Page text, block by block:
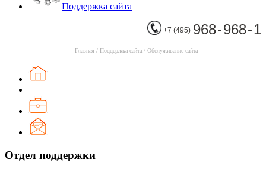
Поддержка сайта
+7 (495) 968 - 968 - 1
Главная / Поддержка сайта/ Обслуживание сайта
Отдел поддержки